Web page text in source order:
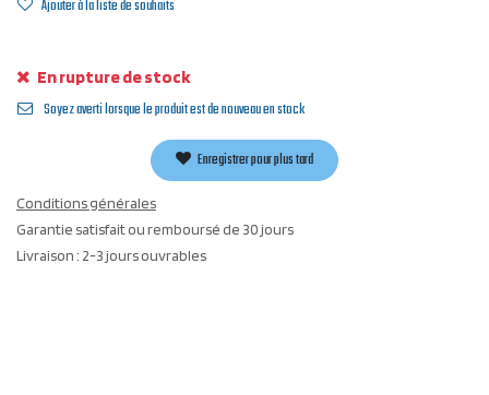
Ajouter à la liste de souhaits
En rupture de stock
Soyez averti lorsque le produit est de nouveau en stock
Enregistrer pour plus tard
Conditions générales
Garantie satisfait ou remboursé de 30 jours
Livraison : 2-3 jours ouvrables